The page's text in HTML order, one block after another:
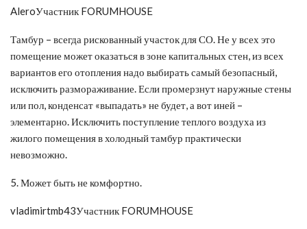
AleroУчастник FORUMHOUSE
Тамбур – всегда рискованный участок для СО. Не у всех это
помещение может оказаться в зоне капитальных стен, из всех
вариантов его отопления надо выбирать самый безопасный,
исключить размораживание. Если промерзнут наружные стены
или пол, конденсат «выпадать» не будет, а вот иней –
элементарно. Исключить поступление теплого воздуха из
жилого помещения в холодный тамбур практически
невозможно.
5. Может быть не комфортно.
vladimirtmb43Участник FORUMHOUSE